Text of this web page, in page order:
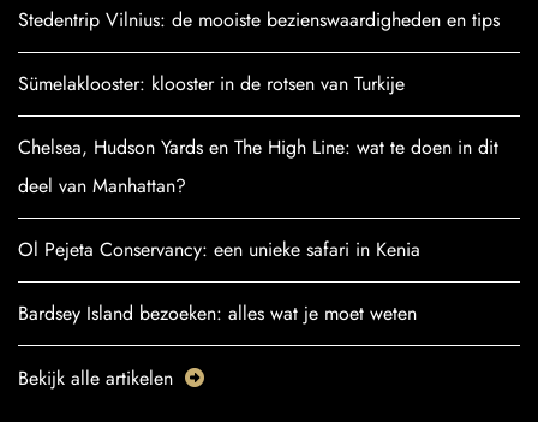
Stedentrip Vilnius: de mooiste bezienswaardigheden en tips
Sümelaklooster: klooster in de rotsen van Turkije
Chelsea, Hudson Yards en The High Line: wat te doen in dit
deel van Manhattan?
Ol Pejeta Conservancy: een unieke safari in Kenia
Bardsey Island bezoeken: alles wat je moet weten
Bekijk alle artikelen